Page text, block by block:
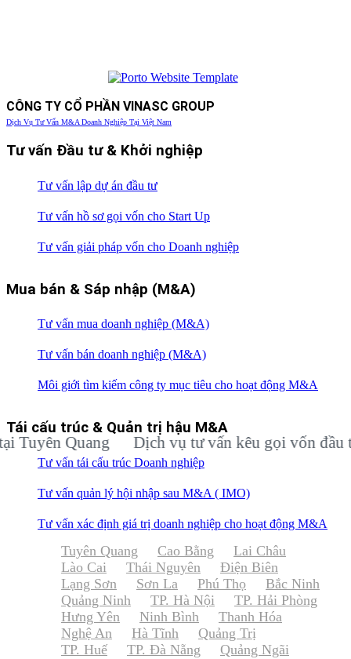
CÔNG TY CỔ PHẦN VINASC GROUP
Dịch Vụ Tư Vấn M&A Doanh Nghiệp Tại Việt Nam
Tư vấn Đầu tư & Khởi nghiệp
Tư vấn lập dự án đầu tư
Tư vấn hồ sơ gọi vốn cho Start Up
Tư vấn giải pháp vốn cho Doanh nghiệp
Mua bán & Sáp nhập (M&A)
Tư vấn mua doanh nghiệp (M&A)
Tư vấn bán doanh nghiệp (M&A)
Môi giới tìm kiếm công ty mục tiêu cho hoạt động M&A
Tái cấu trúc & Quản trị hậu M&A
Tư vấn tái cấu trúc Doanh nghiệp
Tư vấn quản lý hội nhập sau M&A ( IMO)
Tư vấn xác định giá trị doanh nghiệp cho hoạt động M&A
Quang Dịch vụ tư vấn kêu gọi vốn đầu tư
Tuyên Quang Cao Bằng
Lai Châu
Lào Cai
Thái Nguyên
Điện Biên
Lạng Sơn
Sơn La Phú Thọ
Bắc Ninh
Quảng Ninh
TP. Hà Nội
TP. Hải Phòng
Hưng Yên
Ninh Bình
Thanh Hóa
Nghệ An
Hà Tĩnh
Quảng Trị
TP. Huế
TP. Đà Nẵng
Quảng Ngãi